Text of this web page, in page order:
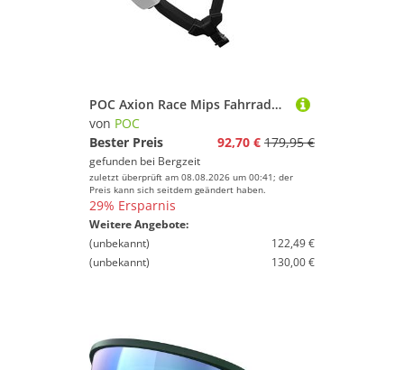
POC Axion Race Mips Fahrradhelm
von POC
Bester Preis
92,70 € 179,95 €
gefunden bei Bergzeit
zuletzt überprüft am 08.08.2026 um 00:41; der
Preis kann sich seitdem geändert haben.
29% Ersparnis
Weitere Angebote:
(unbekannt)
122,49 €
(unbekannt)
130,00 €